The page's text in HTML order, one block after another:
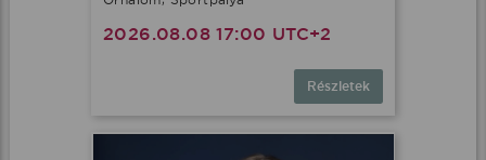
2026.08.08 17:00 UTC+2
Részletek